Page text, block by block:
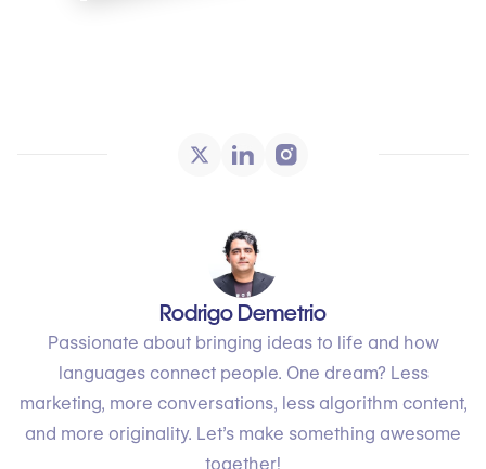
Rodrigo Demetrio
Passionate about bringing ideas to life and how
languages connect people. One dream? Less
marketing, more conversations, less algorithm content,
and more originality. Let’s make something awesome
together!